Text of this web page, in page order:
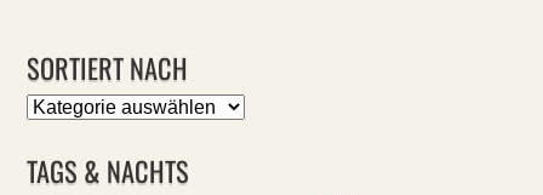
SORTIERT NACH
Sortiert
TAGS & NACHTS